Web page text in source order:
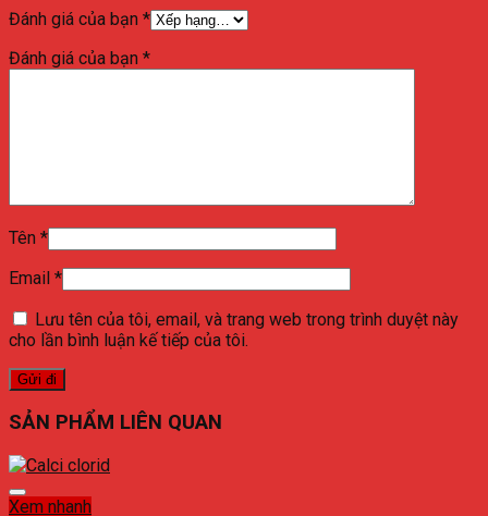
Đánh giá của bạn *
Đánh giá của bạn *
Tên *
Email *
Lưu tên của tôi, email, và trang web trong trình duyệt này
cho lần bình luận kế tiếp của tôi.
SẢN PHẨM LIÊN QUAN
Xem nhanh